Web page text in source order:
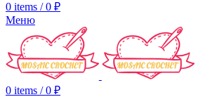
0 items / 0 ₽
Меню
0 items / 0 ₽